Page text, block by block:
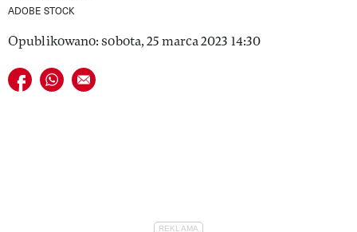
Kultura
Wideo
Nasze akcje
ADOBE STOCK
Opublikowano: sobota, 25 marca 2023 14:30
Udostępnij na facebook
Udostępnij na whatsapp
E-mail do przyjaciela